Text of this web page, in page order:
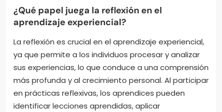
¿Qué papel juega la reflexión en el
aprendizaje experiencial?
La reflexión es crucial en el aprendizaje experiencial,
ya que permite a los individuos procesar y analizar
sus experiencias, lo que conduce a una comprensión
más profunda y al crecimiento personal. Al participar
en prácticas reflexivas, los aprendices pueden
identificar lecciones aprendidas, aplicar